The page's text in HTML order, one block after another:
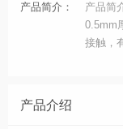
产品简介：
产品简
0.5mm
接触，
产品介绍